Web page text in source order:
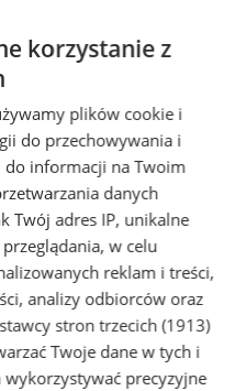
siedmiu krasnoludków
i siedmiu
korzystanie z
plików cookie i
do przechowywania i
do informacji na Twoim
danych
Twój adres IP, unikalne
w celu
reklam i treści,
analizy odbiorców oraz
stron trzecich (1913)
Twoje dane w tych i
precyzyjne